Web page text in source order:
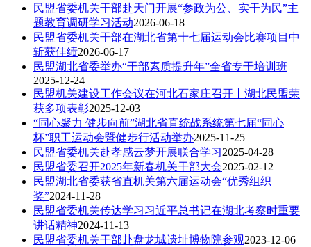
民盟省委机关干部赴天门开展“参政为公、实干为民”主
题教育调研学习活动2026-06-18
民盟省委机关干部在湖北省第十七届运动会比赛项目中
斩获佳绩2026-06-17
民盟湖北省委举办“干部素质提升年”全省专干培训班
2025-12-24
民盟机关建设工作会议在河北石家庄召开丨湖北民盟荣
获多项表彰2025-12-03
“同心聚力 健步向前”湖北省直统战系统第七届“同心
杯”职工运动会暨健步行活动举办2025-11-25
民盟省委机关赴孝感云梦开展联合学习2025-04-28
民盟省委召开2025年新春机关干部大会2025-02-12
民盟湖北省委获省直机关第六届运动会“优秀组织
奖”2024-11-28
民盟省委机关传达学习习近平总书记在湖北考察时重要
讲话精神2024-11-13
民盟省委机关干部赴盘龙城遗址博物院参观2023-12-06